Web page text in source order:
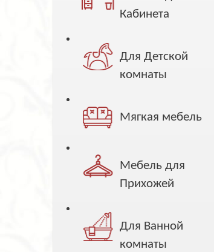
Кабинета
Для Детской
комнаты
Мягкая мебель
Мебель для
Прихожей
Для Ванной
комнаты